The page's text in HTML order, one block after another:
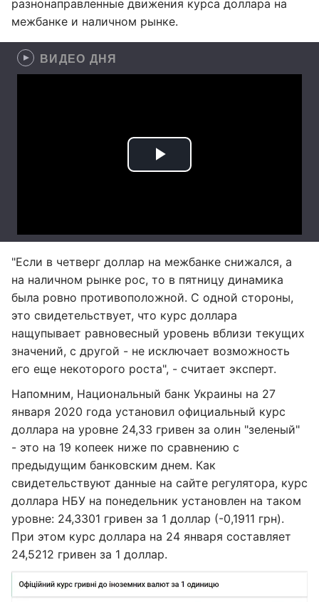
разнонаправленные движения курса доллара на
межбанке и наличном рынке.
ВИДЕО ДНЯ
"Если в четверг доллар на межбанке снижался, а
на наличном рынке рос, то в пятницу динамика
была ровно противоположной. С одной стороны,
это свидетельствует, что курс доллара
нащупывает равновесный уровень вблизи текущих
значений, с другой - не исключает возможность
его еще некоторого роста", - считает эксперт.
Напомним, Национальный банк Украины на 27
января 2020 года установил официальный курс
доллара на уровне 24,33 гривен за олин "зеленый"
- это на 19 копеек ниже по сравнению с
предыдущим банковским днем. Как
свидетельствуют данные на сайте регулятора, курс
доллара НБУ на понедельник установлен на таком
уровне: 24,3301 гривен за 1 доллар (-0,1911 грн).
При этом курс доллара на 24 января составляет
24,5212 гривен за 1 доллар.